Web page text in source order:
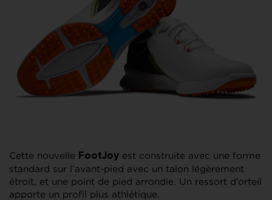
Cette nouvelle FootJoy est construite avec une forme
standard sur l’avant-pied avec un talon légèrement
étroit, et une point de pied arrondie. Un ressort d’orteil
apporte un profil plus athlétique.